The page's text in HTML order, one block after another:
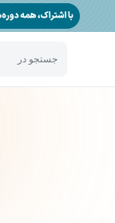
جستجو در